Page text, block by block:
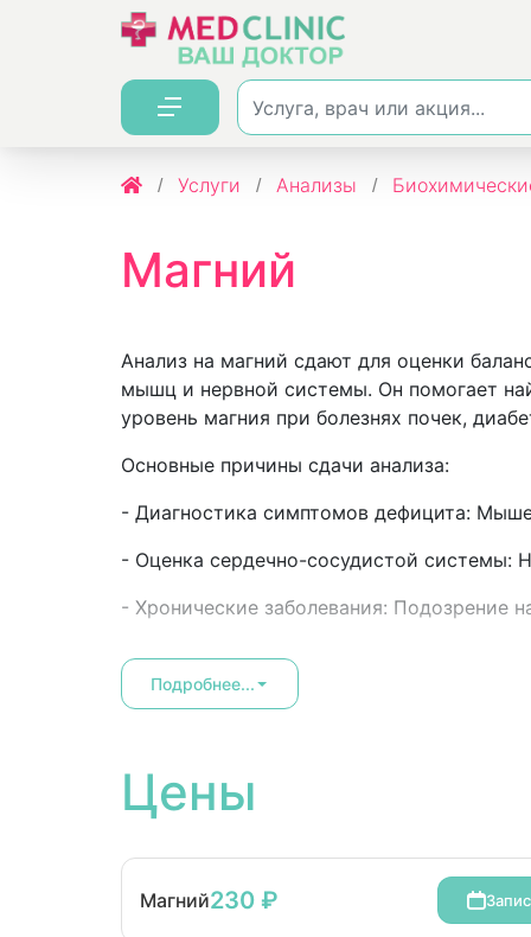
Услуги Анализы
Магний
Анализ на магний сдают для оценки
мышц и нервной системы. Он помогает
уровень магния при болезнях почек,
Основные причины сдачи анализа:
- Диагностика симптомов дефицита:
- Оценка сердечно-сосудистой системы:
- Хронические заболевания: Подозрение
Подробнее...
Цены
Магний230 ₽